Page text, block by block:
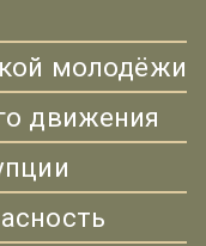
молодёжи
движения